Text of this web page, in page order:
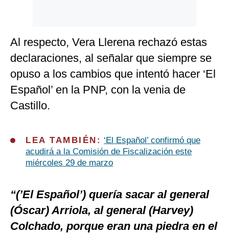
Al respecto, Vera Llerena rechazó estas
declaraciones, al señalar que siempre se
opuso a los cambios que intentó hacer ‘El
Español’ en la PNP, con la venia de
Castillo.
LEA TAMBIÉN: ‘El Español’ confirmó que
acudirá a la Comisión de Fiscalización este
miércoles 29 de marzo
“(’El Español’) quería sacar al general
(Óscar) Arriola, al general (Harvey)
Colchado, porque eran una piedra en el